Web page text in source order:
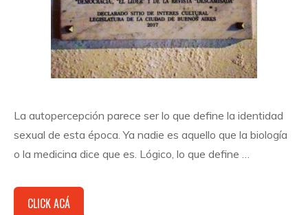
La autopercepción parece ser lo que define la identidad
sexual de esta época. Ya nadie es aquello que la biología
o la medicina dice que es. Lógico, lo que define …
CLICK ACÁ